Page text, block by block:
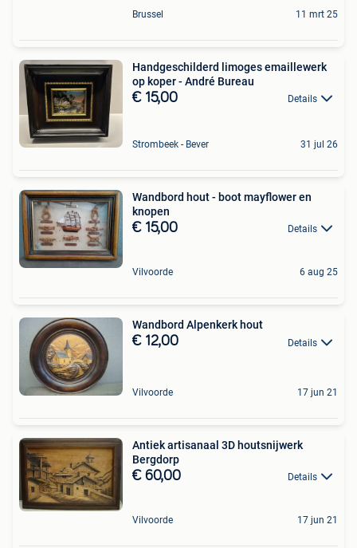
Brussel 11 mrt 25
Handgeschilderd limoges emaillewerk
op koper - André Bureau
€ 15,00 Details
Strombeek - Bever 31 jul 26
Wandbord hout - boot mayflower en
knopen
€ 15,00 Details
Vilvoorde 6 aug 25
Wandbord Alpenkerk hout
€ 12,00 Details
Vilvoorde 17 jun 21
Antiek artisanaal 3D houtsnijwerk
Bergdorp
€ 60,00 Details
Vilvoorde 17 jun 21